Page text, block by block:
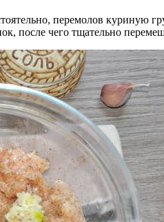
перемолов куриную
после чего тщательно